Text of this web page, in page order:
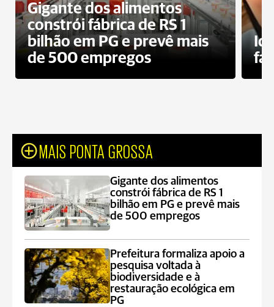
Gigante dos alimentos
constrói fábrica de RS 1
bilhão em PG e prevê mais
de 500 empregos
MAIS PONTA GROSSA
Gigante dos alimentos
constrói fábrica de RS 1
bilhão em PG e prevê mais
de 500 empregos
Prefeitura formaliza apoio a
pesquisa voltada à
biodiversidade e à
restauração ecológica em
PG